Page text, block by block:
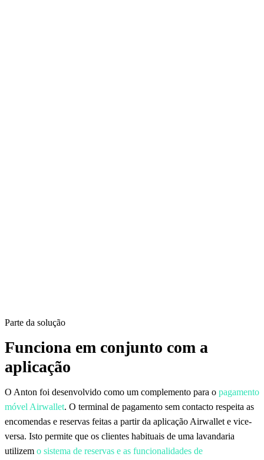
Parte da solução
Funciona em conjunto com a
aplicação
O Anton foi desenvolvido como um complemento para o pagamento
móvel Airwallet. O terminal de pagamento sem contacto respeita as
encomendas e reservas feitas a partir da aplicação Airwallet e vice-
versa. Isto permite que os clientes habituais de uma lavandaria
utilizem o sistema de reservas e as funcionalidades de